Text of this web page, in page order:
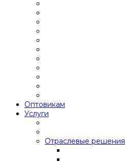
Оптовикам
Услуги
Отраслевые решения